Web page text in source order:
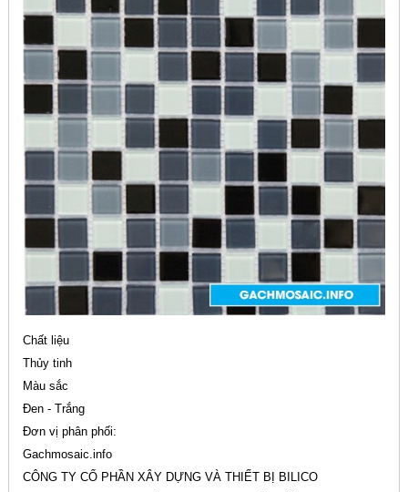
Chất liệu
Thủy tinh
Màu sắc
Đen - Trắng
Đơn vị phân phối:
Gachmosaic.info
CÔNG TY CỔ PHẦN XÂY DỰNG VÀ THIẾT BỊ BILICO